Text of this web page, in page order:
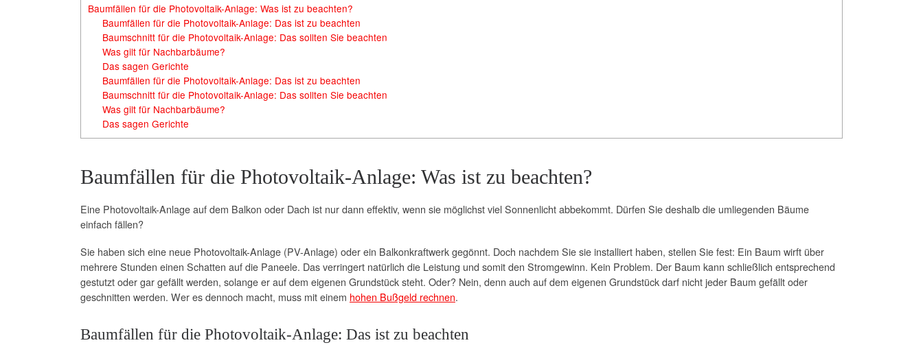
Baumfällen für die Photovoltaik-Anlage: Was ist zu beachten?
Baumfällen für die Photovoltaik-Anlage: Das ist zu beachten
Baumschnitt für die Photovoltaik-Anlage: Das sollten Sie beachten
Was gilt für Nachbarbäume?
Das sagen Gerichte
Baumfällen für die Photovoltaik-Anlage: Das ist zu beachten
Baumschnitt für die Photovoltaik-Anlage: Das sollten Sie beachten
Was gilt für Nachbarbäume?
Das sagen Gerichte
Baumfällen für die Photovoltaik-Anlage: Was ist zu beachten?
Eine Photovoltaik-Anlage auf dem Balkon oder Dach ist nur dann effektiv, wenn sie möglichst viel Sonnenlicht abbekommt. Dürfen Sie deshalb die umliegenden Bäume
einfach fällen?
Sie haben sich eine neue Photovoltaik-Anlage (PV-Anlage) oder ein Balkonkraftwerk gegönnt. Doch nachdem Sie sie installiert haben, stellen Sie fest: Ein Baum wirft über
mehrere Stunden einen Schatten auf die Paneele. Das verringert natürlich die Leistung und somit den Stromgewinn. Kein Problem. Der Baum kann schließlich entsprechend
gestutzt oder gar gefällt werden, solange er auf dem eigenen Grundstück steht. Oder? Nein, denn auch auf dem eigenen Grundstück darf nicht jeder Baum gefällt oder
geschnitten werden. Wer es dennoch macht, muss mit einem hohen Bußgeld rechnen.
Baumfällen für die Photovoltaik-Anlage: Das ist zu beachten